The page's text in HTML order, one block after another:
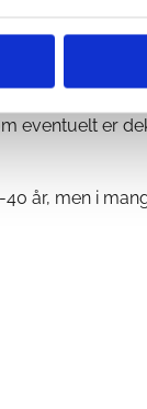
seg.
steder det
eventuelt er
år, men i